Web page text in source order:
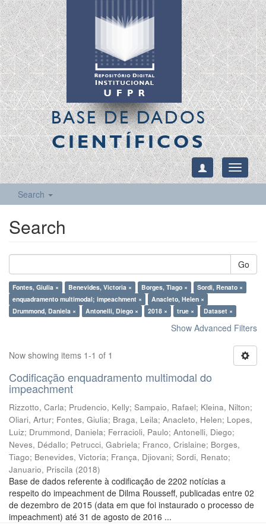
BASE DE DADOS
CIENTÍFICOS
Toggle
Search
Search
Go
Fontes, Giulia × Benevides, Victoria × Borges, Tiago ×
Sordi, Renato ×
enquadramento multimodal; impeachment ×
Anacleto, Helen ×
Drummond, Daniela ×
Antonelli, Diego × 2018 × true × Dataset ×
Show Advanced Filters
Now showing items 1-1 of 1
Codificação enquadramento multimodal do
impeachment
Rizzotto, Carla; Prudencio, Kelly; Sampaio, Rafael; Kleina, Nilton;
Oliari, Artur; Fontes, Giulia; Braga, Leila; Anacleto, Helen; Lopes,
Luiz; Drummond, Daniela; Ferracioli, Paulo; Antonelli, Diego;
Neves, Dédallo; Petrucci, Gabriela; Franco, Crislaine; Borges,
Tiago; Benevides, Victoria; França, Djiovani; Sordi, Renato;
Januario, Priscila (2018)
Base de dados referente à codificação de 2202 notícias a
respeito do impeachment de Dilma Rousseff, publicadas entre 02
de dezembro de 2015 (data em que foi instaurado o processo de
impeachment) até 31 de agosto de 2016 ...